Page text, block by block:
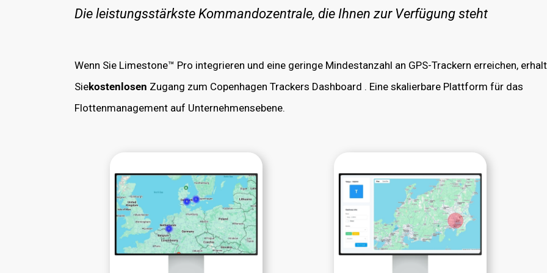
Die leistungsstärkste Kommandozentrale, die Ihnen zur Verfügung steht
Wenn Sie Limestone™ Pro integrieren und eine geringe Mindestanzahl an GPS-Trackern erreichen,
Siekostenlosen Zugang zum Copenhagen Trackers Dashboard . Eine skalierbare Plattform für das
Flottenmanagement auf Unternehmensebene.